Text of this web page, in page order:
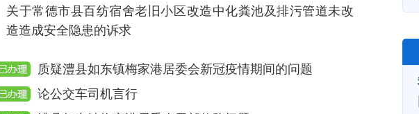
关于常德市县百纺宿舍老旧小区改造中化粪池及排污管道未改
造造成安全隐患的诉求
质疑澧县如东镇梅家港居委会新冠疫情期间的问题
论公交车司机言行